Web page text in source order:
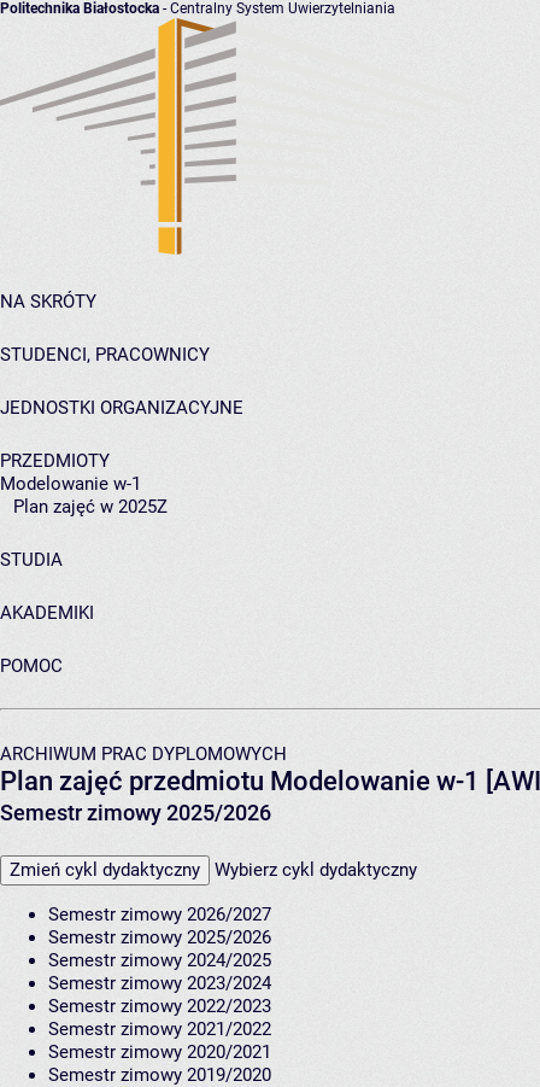
Politechnika Białostocka - Centralny System Uwierzytelniania
NA SKRÓTY
STUDENCI, PRACOWNICY
JEDNOSTKI ORGANIZACYJNE
PRZEDMIOTY
Modelowanie w-1
Plan zajęć w 2025Z
STUDIA
AKADEMIKI
POMOC
ARCHIWUM PRAC DYPLOMOWYCH
Plan zajęć przedmiotu Modelowanie w-1
Semestr zimowy 2025/2026
Zmień cykl dydaktyczny Wybierz cykl dydaktyczny
Semestr zimowy 2026/2027
Semestr zimowy 2025/2026
Semestr zimowy 2024/2025
Semestr zimowy 2023/2024
Semestr zimowy 2022/2023
Semestr zimowy 2021/2022
Semestr zimowy 2020/2021
Semestr zimowy 2019/2020